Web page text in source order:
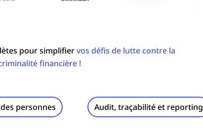
pour simplifiervos défis de lutte contre la
financière !
personnes Audit, traçabilité et reporting